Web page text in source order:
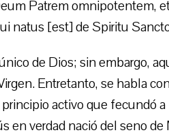
Patrem omnipotentem,
natus [est] de Spiritu
de Dios; sin embargo,
Entretanto, se habla
activo que fecundó a
en verdad nació del seno